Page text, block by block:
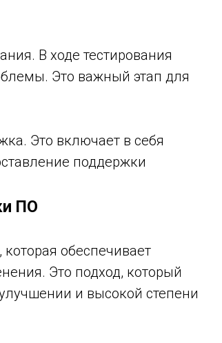
В ходе тестирования
Это важный этап для
Это включает в себя
поддержки
ПО
обеспечивает
Это подход, который
и высокой степени